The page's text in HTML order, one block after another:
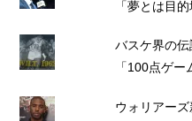
「夢とは目
バスケ界の
「100点ゲ
ウォリアー